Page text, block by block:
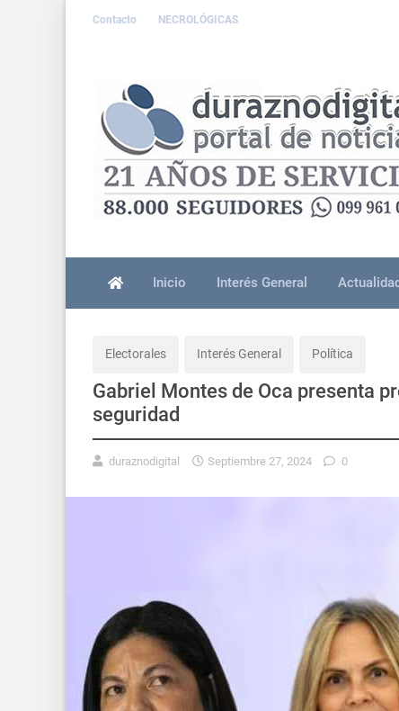
Contacto NECROLÓGICAS
Inicio Interés General
Electorales Interés General Política
Gabriel Montes de Oca presenta
seguridad
duraznodigital Septiembre 27, 2024 0